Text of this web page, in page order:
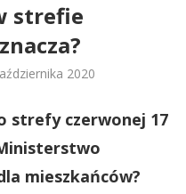
strefie
2020
strefy czerwonej 17
mieszkańców?